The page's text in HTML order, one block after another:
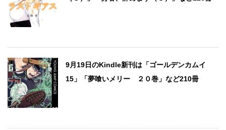
9月19日のKindle新刊は「ゴールデンカムイ
15」「夢喰いメリー ２０巻」など210冊